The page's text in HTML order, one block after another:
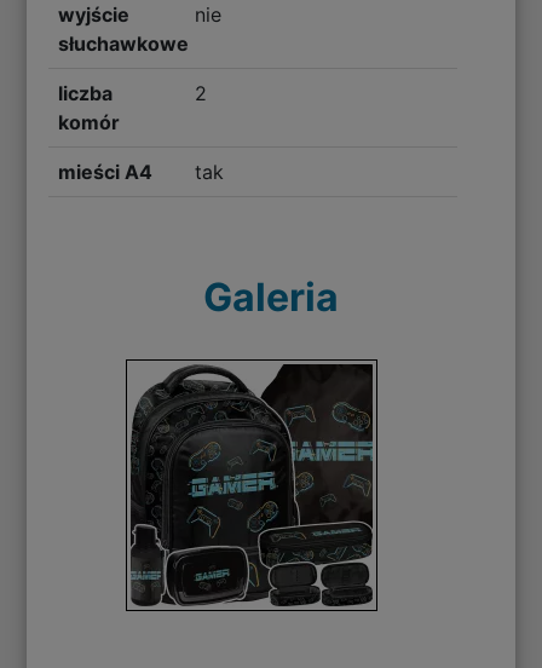
wyjście
słuchawkowe
nie
liczba
komór
2
mieści A4 tak
Galeria